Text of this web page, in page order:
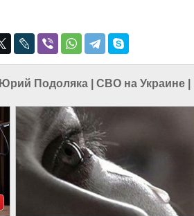
Юрий Подоляка СВО на Украине